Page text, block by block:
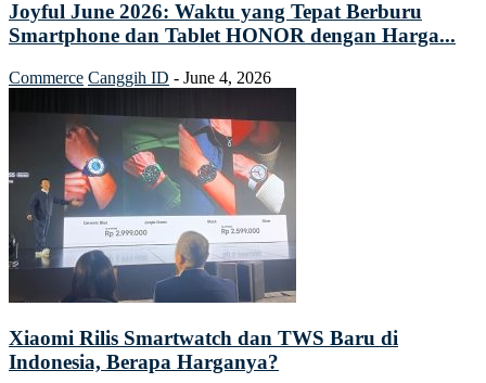
Joyful June 2026: Waktu yang Tepat Berburu
Smartphone dan Tablet HONOR dengan Harga...
Commerce Canggih ID - June 4, 2026
Xiaomi Rilis Smartwatch dan TWS Baru di
Indonesia, Berapa Harganya?